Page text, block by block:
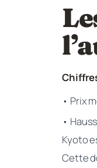
• Prix
•
Kyoto
Cette